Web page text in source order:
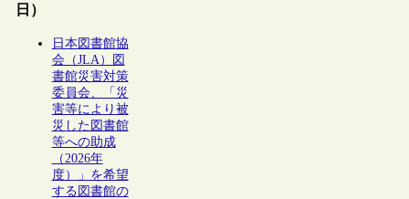
日）
日本図書館協
会（JLA）図
書館災害対策
委員会、「災
害等により被
災した図書館
等への助成
（2026年
度）」を希望
する図書館の